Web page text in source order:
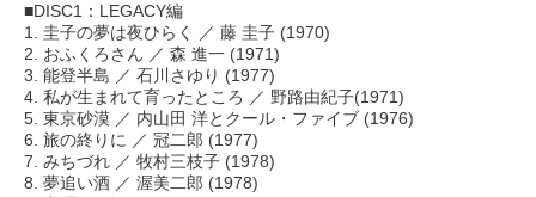
■DISC1：LEGACY編
1. 圭子の夢は夜ひらく ／ 藤 圭子 (1970)
2. おふくろさん ／ 森 進一 (1971)
3. 能登半島 ／ 石川さゆり (1977)
4. 私が生まれて育ったところ ／ 野路由紀子(1971)
5. 東京砂漠 ／ 内山田 洋とクール・ファイブ (1976)
6. 旅の終りに ／ 冠二郎 (1977)
7. みちづれ ／ 牧村三枝子 (1978)
8. 夢追い酒 ／ 渥美二郎 (1978)